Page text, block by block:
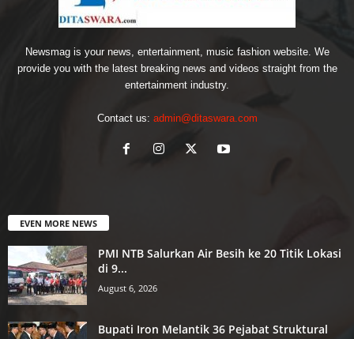
Newsmag is your news, entertainment, music fashion website. We
provide you with the latest breaking news and videos straight from the
entertainment industry.
Contact us: admin@ditaswara.com
EVEN MORE NEWS
PMI NTB Salurkan Air Besih ke 20 Titik Lokasi
di 9...
August 6, 2026
Bupati Iron Melantik 36 Pejabat Struktural